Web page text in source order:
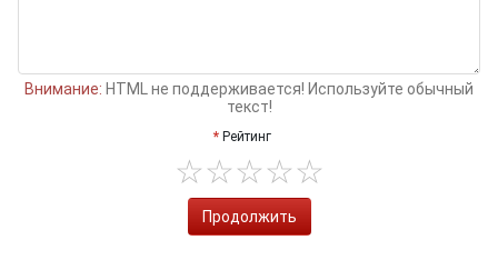
Внимание: HTML не поддерживается! Используйте обычный
текст!
Рейтинг
Продолжить